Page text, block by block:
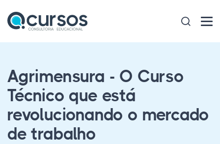
Agrimensura - O Curso
Técnico que está
revolucionando o mercado
de trabalho